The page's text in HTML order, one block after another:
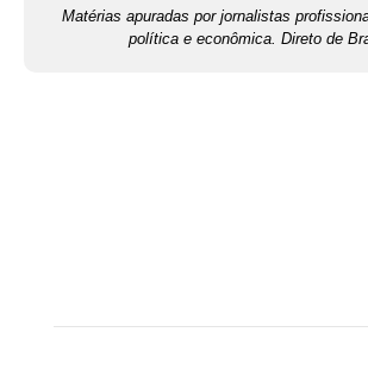
Matérias apuradas por jornalistas
política e econômica. Direto de